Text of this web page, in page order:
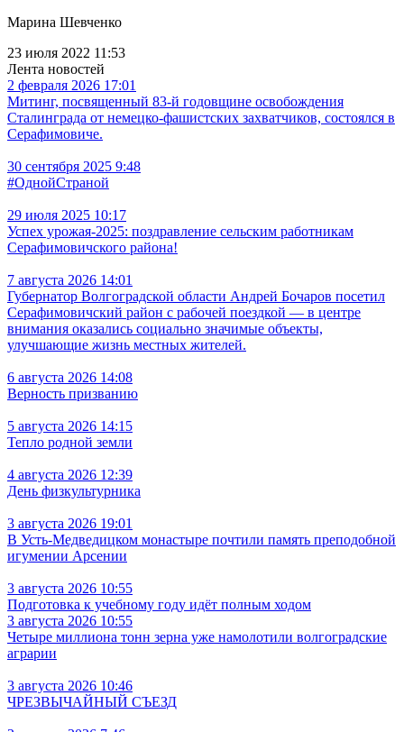
Марина Шевченко
23 июля 2022 11:53
Лента новостей
2 февраля 2026 17:01
Митинг, посвященный 83-й годовщине освобождения
Сталинграда от немецко-фашистских захватчиков, состоялся в
Серафимовиче.
30 сентября 2025 9:48
#ОднойСтраной
29 июля 2025 10:17
Успех урожая-2025: поздравление сельским работникам
Серафимовичского района!
7 августа 2026 14:01
Губернатор Волгоградской области Андрей Бочаров посетил
Серафимовичский район с рабочей поездкой — в центре
внимания оказались социально значимые объекты,
улучшающие жизнь местных жителей.
6 августа 2026 14:08
Верность призванию
5 августа 2026 14:15
Тепло родной земли
4 августа 2026 12:39
День физкультурника
3 августа 2026 19:01
В Усть‑Медведицком монастыре почтили память преподобной
игумении Арсении
3 августа 2026 10:55
Подготовка к учебному году идёт полным ходом
3 августа 2026 10:55
Четыре миллиона тонн зерна уже намолотили волгоградские
аграрии
3 августа 2026 10:46
ЧРЕЗВЫЧАЙНЫЙ СЪЕЗД